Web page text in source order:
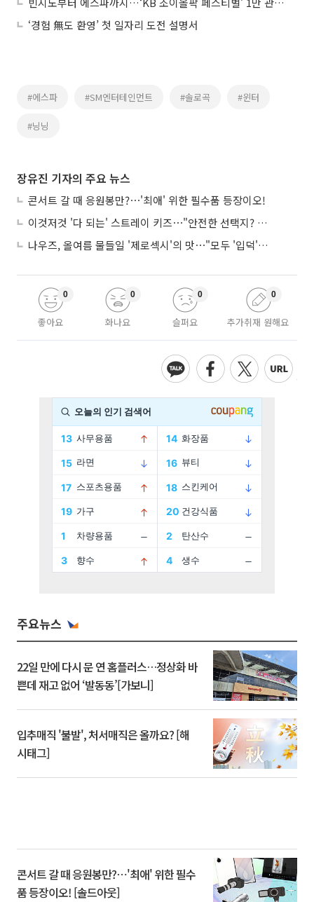
‘경험 無도 환영’ 첫 일자리 도전 설명서
#에스파 #SM엔터테인먼트 #솔로곡 #윈터
#닝닝
장유진 기자의 주요 뉴스
콘서트 갈 때 응원봉만?⋯'최애' 위한 필수품 등장이오!
이것저것 '다 되는' 스트레이 키즈⋯"안전한 선택지? 도전이 재밌죠"
나우즈, 올여름 물들일 '제로섹시'의 맛⋯"모두 '입덕'시킬 것"
좋아요
0
화나요
0
슬퍼요
0
추가취재 원해요
0
주요뉴스
22일 만에 다시 문 연 홈플러스…정상화 바
쁜데 재고 없어 ‘발동동’[가보니]
입추매직 '불발', 처서매직은 올까요? [해
시태그]
콘서트 갈 때 응원봉만?⋯'최애' 위한 필수
품 등장이오! [솔드아웃]